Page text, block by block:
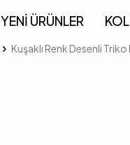
YENİ ÜRÜNLER
Kuşaklı Renk Desenli